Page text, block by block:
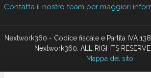
Contatta il nostro team per maggiori
Nextwork360 - Codice fiscale e Partita IVA
Nextwork360. ALL RIGHTS
Mappa del sito